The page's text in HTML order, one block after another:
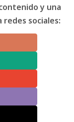
y una
sociales: